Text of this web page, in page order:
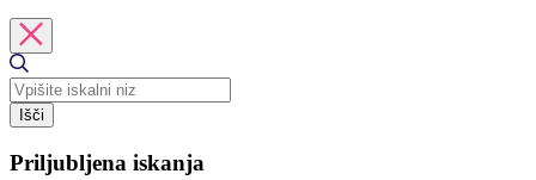
Išči
Priljubljena iskanja